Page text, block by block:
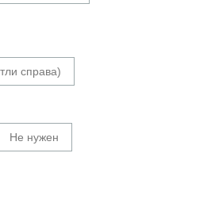
справа)
Не нужен